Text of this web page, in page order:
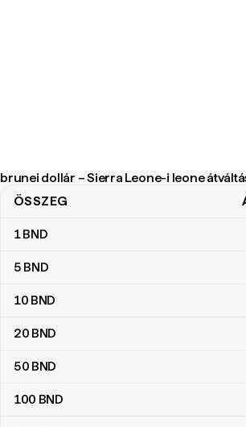
brunei dollár – Sierra Leone-i leone
brunei dollár – Sierra Leone-i leone átváltási
ÖSSZEG
1BND
5 BND
10 BND
20 BND
50 BND
100 BND